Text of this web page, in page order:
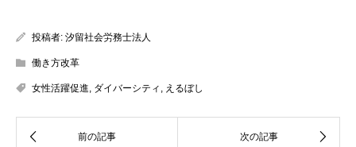
投稿者: 汐留社会労務士法人
働き方改革
女性活躍促進, ダイバーシティ , えるぼし